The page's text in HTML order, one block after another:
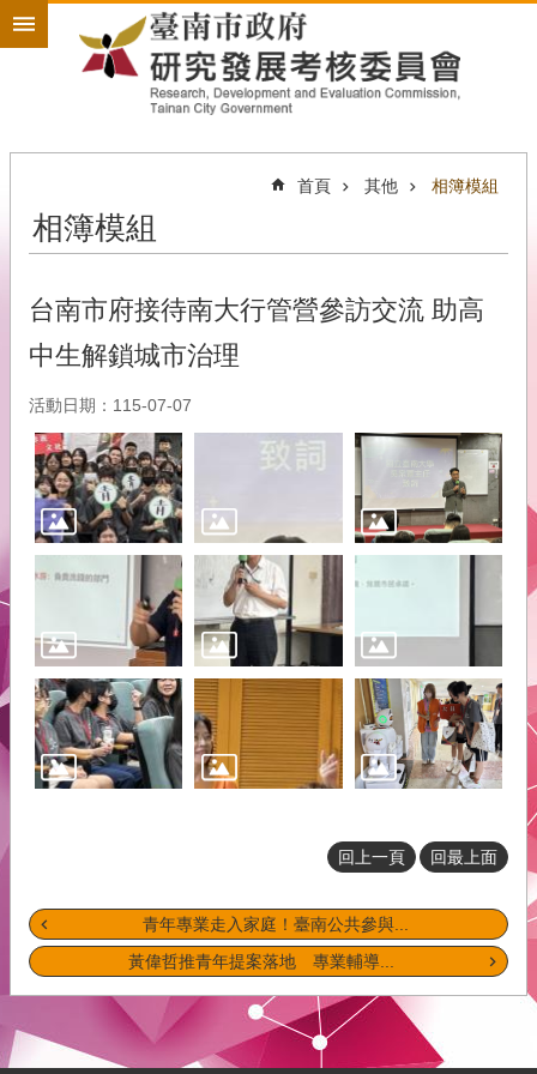
跳到主要內容區塊
搜
尋
政
策
劃
為
服
開
放
政
府
事
務
本
會
介
紹
覽
回
首
English
首頁 其他 相簿模組
相簿模組
台南市府接待南大行管營參訪交流 助高
中生解鎖城市治理
活動日期：115-07-07
回上一頁 回最上面
青年專業走入家庭！臺南公共參與...
黃偉哲推青年提案落地 專業輔導...